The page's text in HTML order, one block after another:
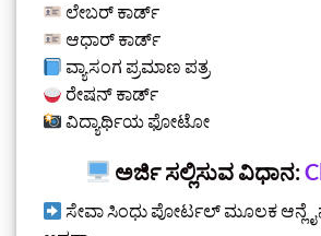
ಲೇಬರ್ ಕಾರ್ಡ್
ಆಧಾರ್ ಕಾರ್ಡ್
ವ್ಯಾಸಂಗ ಪ್ರಮಾಣ ಪತ್ರ
ರೇಷನ್ ಕಾರ್ಡ್
ವಿದ್ಯಾರ್ಥಿಯ ಫೋಟೋ
ಅರ್ಜಿ ಸಲ್ಲಿಸುವ ವಿಧಾನ:
ಸೇವಾ ಸಿಂಧು ಪೋರ್ಟಲ್ ಮೂಲಕ